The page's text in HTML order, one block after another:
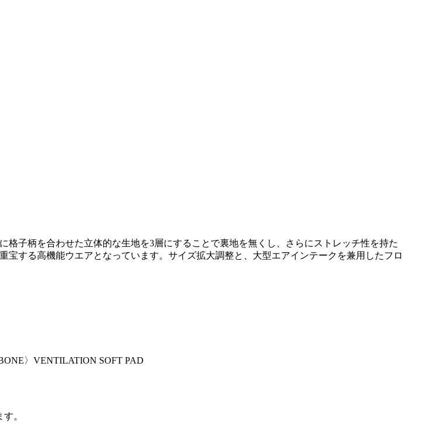
子柄を合わせた立体的な生地を3層にすることで裏地を無くし、さらにストレッチ性を持た
する高機能ウエアとなっています。サイズ拡大調整と、大型エアインテークを兼用したフロ
〉VENTILATION SOFT PAD
。